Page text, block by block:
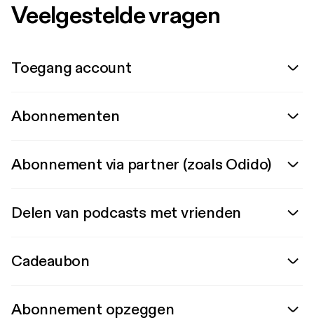
Veelgestelde vragen
Toegang account
Abonnementen
Abonnement via partner (zoals Odido)
Delen van podcasts met vrienden
Cadeaubon
Abonnement opzeggen